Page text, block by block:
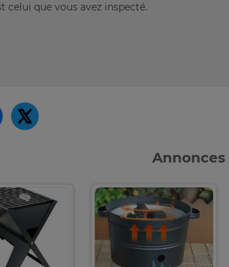
celui que vous avez inspecté.